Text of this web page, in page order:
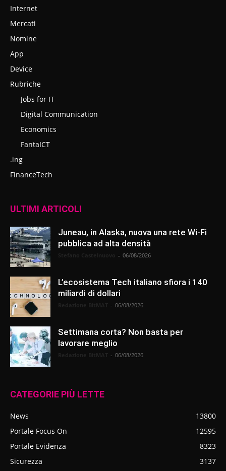
Internet
Mercati
Nomine
App
Device
Rubriche
Jobs for IT
Digital Communication
Economics
FantaICT
.ing
FinanceTech
ULTIMI ARTICOLI
Juneau, in Alaska, nuova una rete Wi-Fi
pubblica ad alta densità
- 06/08/2026
L’ecosistema Tech italiano sfiora i 140
miliardi di dollari
- 06/08/2026
Settimana corta? Non basta per
lavorare meglio
- 06/08/2026
CATEGORIE PIÙ LETTE
News
13800
Portale Focus On
12595
Portale Evidenza
8323
Sicurezza
3137